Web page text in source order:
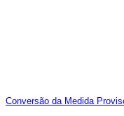
Conversão da Medida